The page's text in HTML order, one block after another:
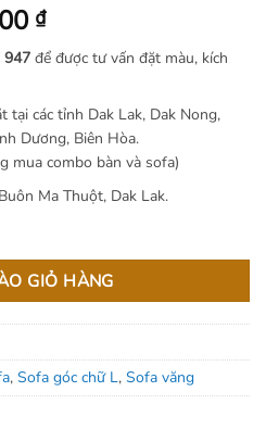
₫.
₫Giá
hiện
tại
31.500.000 ₫.
947 để được tư vấn đặt màu, kích
tại các tỉnh Dak Lak, Dak Nong,
Dương, Biên Hòa.
mua combo bàn và sofa)
Ma Thuột, Dak Lak.
GIỎ HÀNG
, Sofa góc chữ L, Sofa văng